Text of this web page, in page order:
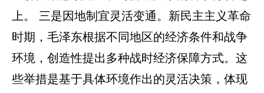
上。 三是因地制宜灵活变通。新民主主义革命
时期，毛泽东根据不同地区的经济条件和战争
环境，创造性提出多种战时经济保障方式。这
些举措是基于具体环境作出的灵活决策，体现